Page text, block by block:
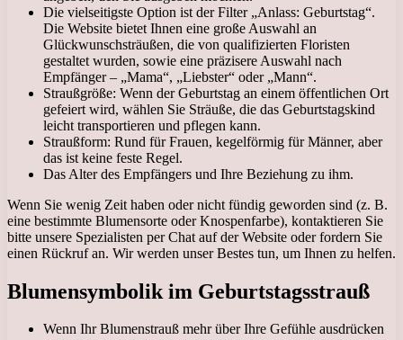
Die vielseitigste Option ist der Filter „Anlass: Geburtstag“.
Die Website bietet Ihnen eine große Auswahl an
Glückwunschsträußen, die von qualifizierten Floristen
gestaltet wurden, sowie eine präzisere Auswahl nach
Empfänger – „Mama“, „Liebster“ oder „Mann“.
Straußgröße: Wenn der Geburtstag an einem öffentlichen Ort
gefeiert wird, wählen Sie Sträuße, die das Geburtstagskind
leicht transportieren und pflegen kann.
Straußform: Rund für Frauen, kegelförmig für Männer, aber
das ist keine feste Regel.
Das Alter des Empfängers und Ihre Beziehung zu ihm.
Wenn Sie wenig Zeit haben oder nicht fündig geworden sind (z. B.
eine bestimmte Blumensorte oder Knospenfarbe), kontaktieren Sie
bitte unsere Spezialisten per Chat auf der Website oder fordern Sie
einen Rückruf an. Wir werden unser Bestes tun, um Ihnen zu helfen.
Blumensymbolik im Geburtstagsstrauß
Wenn Ihr Blumenstrauß mehr über Ihre Gefühle ausdrücken